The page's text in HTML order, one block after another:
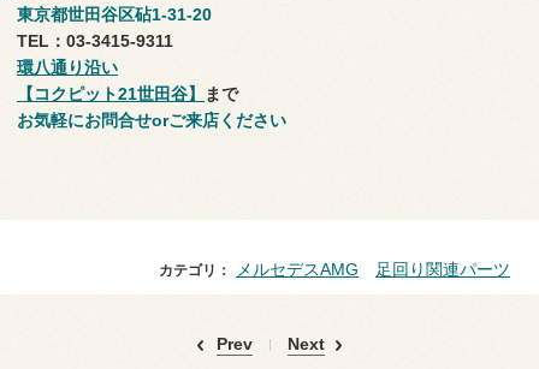
東京都世田谷区砧1-31-20
TEL：03-3415-9311
環八通り沿い
【コクピット21世田谷】
まで
お気軽にお問合せorご来店ください
カテゴリ： メルセデスAMG 足回り関連パーツ
Prev Next